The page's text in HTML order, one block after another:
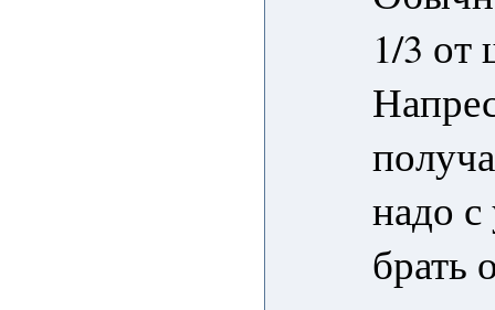
1/3 от
надо
брать